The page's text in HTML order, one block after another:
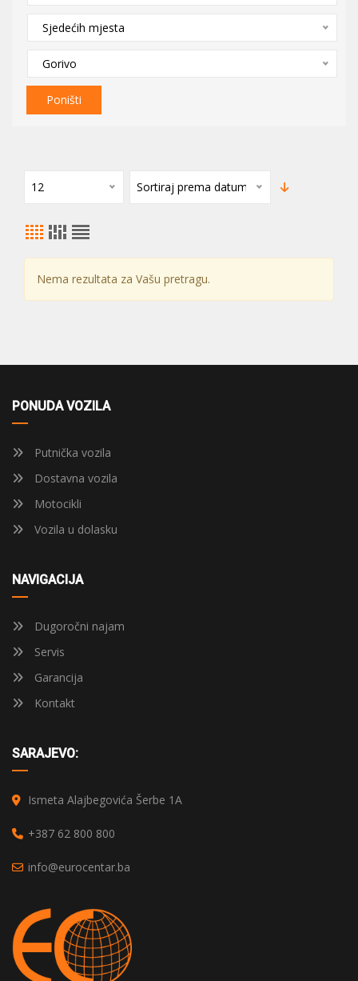
Sjedećih mjesta
Gorivo
Poništi
12 Sortiraj prema datumu
Nema rezultata za Vašu pretragu.
PONUDA VOZILA
Putnička vozila
Dostavna vozila
Motocikli
Vozila u dolasku
NAVIGACIJA
Dugoročni najam
Servis
Garancija
Kontakt
SARAJEVO:
Ismeta Alajbegovića Šerbe 1A
+387 62 800 800
info@eurocentar.ba